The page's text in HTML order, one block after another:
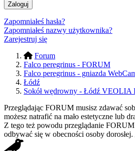
Zaloguj
Zapomniałeś hasła?
Zapomniałeś nazwy użytkownika?
Zarejestruj się
Forum
Falco peregrinus - FORUM
Falco peregrinus - gniazda
Łódź
Sokół wędrowny - Łódź VEOLIA
Przeglądając FORUM musisz zdawać
możesz natrafić na mało estetyczne lub
Z tego też powodu przeglądanie
odbywać się w obecności osoby dorosłej.